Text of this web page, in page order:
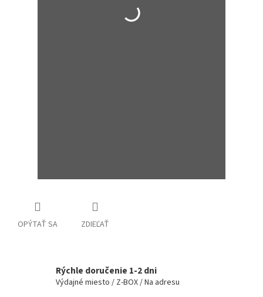
OPÝTAŤ SA ZDIEĽAŤ
Rýchle doručenie 1-2 dni
Výdajné miesto / Z-BOX / Na adresu